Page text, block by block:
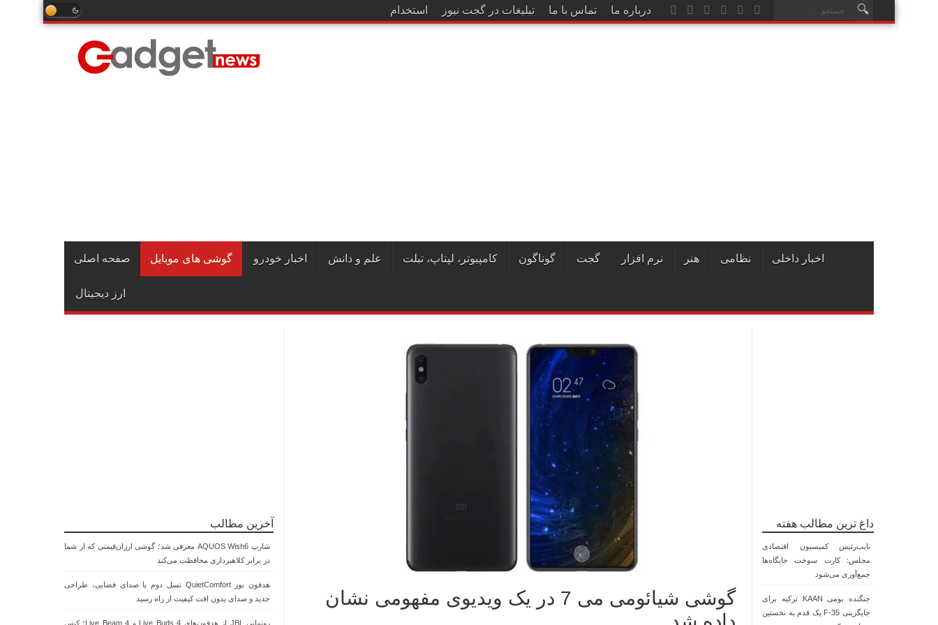
درباره ما تماس با ما تبلیغات در گجت نیوز استخدام
صفحه اصلی گوشی های موبایل اخبار خودرو علم و دانش کامپیوتر، لپتاپ، تبلت گوناگون گجت نرم افزار هنر نظامی
اخبار داخلی
گوشی شیائومی می ۷ در یک ویدیوی مفهومی نشان
داغ ترین مطالب هفته
نایب‌رئیس کمیسیون اقتصادی
مجلس: کارت سوخت جایگاه‌ها
جمع‌آوری می‌شود
جنگنده بومی KAAN ترکیه برای
جایگزینی F-35 یک قدم به نخستین
آخرین مطالب
شارپ AQUOS Wish6 معرفی شد؛ گوشی ارزان‌قیمتی که از شما
در برابر کلاهبرداری محافظت می‌کند
هدفون بوز QuietComfort نسل دوم با صدای فضایی، طراحی
جدید و صدای بدون افت کیفیت از راه رسید
رونمایی JBL از هدفون‌های Live Buds 4 و Live Beam 4؛ کیس